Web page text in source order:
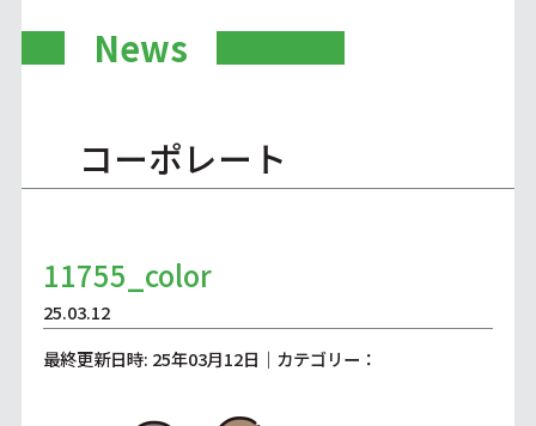
News
コーポレート
11755_color
25.03.12
最終更新日時: 25年03月12日｜カテゴリー：